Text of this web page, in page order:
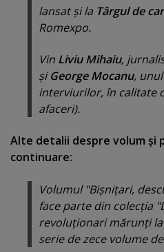
lansat şi la Târgul de
Romexpo.
Vin Liviu Mihaiu,
şiGeorge Mocanu,
interviurilor, în calitate
afaceri).
Alte detalii despre volum şi
continuare:
Volumul "Bişniţari,
face parte din colecţia
revoluţionari mărunţi
serie de zece volume